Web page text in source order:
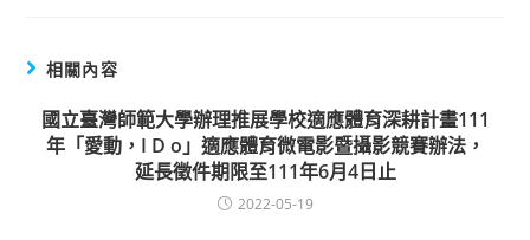
相關內容
國立臺灣師範大學辦理推展學校適應體育深耕計畫111
年「愛動，I D o」適應體育微電影暨攝影競賽辦法，
延長徵件期限至111年6月4日止
2022-05-19